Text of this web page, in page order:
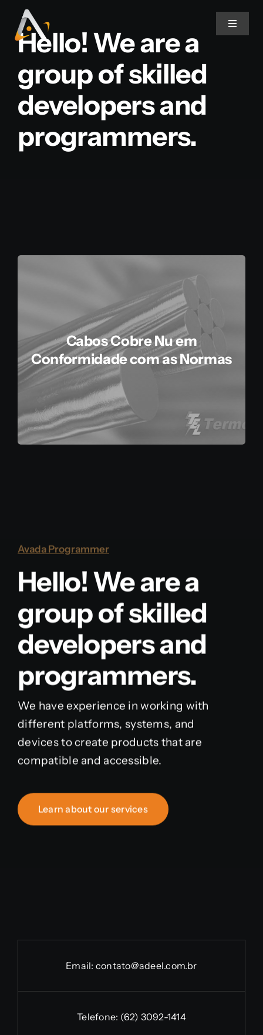
para
Toggle
Produtos
Informativo
Contato
Hello! We are a
group of skilled
developers and
programmers.
Cabos Cobre Nu em
Conformidade com as Normas
Avada Programmer
Hello! We are a
group of skilled
developers and
programmers.
We have experience in working with
different platforms, systems, and
devices to create products that are
compatible and accessible.
Learn about our services
Email: contato@adeel.com.br
Telefone: (62) 3092-1414